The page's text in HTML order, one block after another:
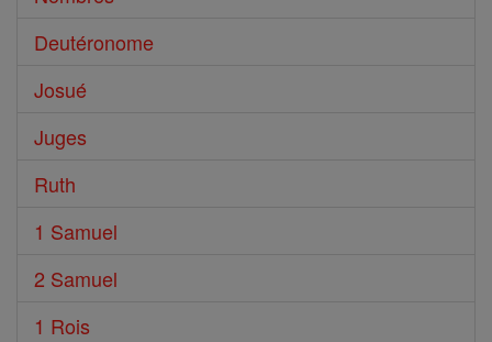
Deutéronome
Josué
Juges
Ruth
1 Samuel
2 Samuel
1 Rois